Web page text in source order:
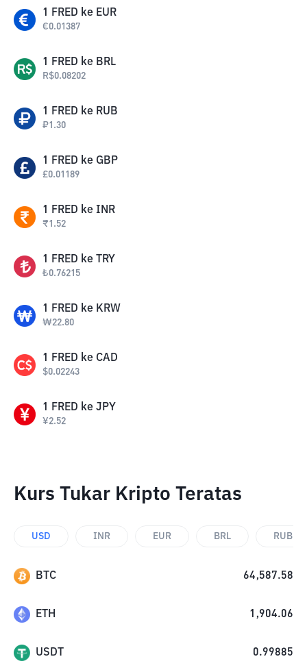
1 FRED ke EUR
€0.01387
1 FRED ke BRL
R$0.08202
1 FRED ke RUB
₽1.30
1 FRED ke GBP
£0.01189
1 FRED ke INR
₹1.52
1 FRED ke TRY
₺0.76215
1 FRED ke KRW
₩22.80
1 FRED ke CAD
$0.02243
1 FRED ke JPY
¥2.52
Kurs Tukar Kripto Teratas
USD INR EUR BRL RUB
BTC 64,587.58
ETH 1,904.06
USDT 0.99885